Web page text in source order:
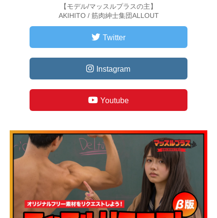
【モデル/マッスルプラスの主】
AKIHITO / 筋肉紳士集団ALLOUT
Twitter
Instagram
Youtube